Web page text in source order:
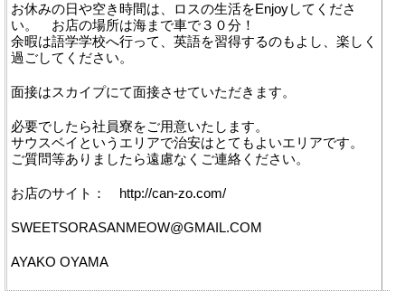
お休みの日や空き時間は、ロスの生活をEnjoyしてくださ
い。 お店の場所は海まで車で３０分！
余暇は語学学校へ行って、英語を習得するのもよし、楽しく
過ごしてください。
面接はスカイプにて面接させていただきます。
必要でしたら社員寮をご用意いたします。
サウスベイというエリアで治安はとてもよいエリアです。
ご質問等ありましたら遠慮なくご連絡ください。
お店のサイト： http://can-zo.com/
SWEETSORASANMEOW@GMAIL.COM
AYAKO OYAMA